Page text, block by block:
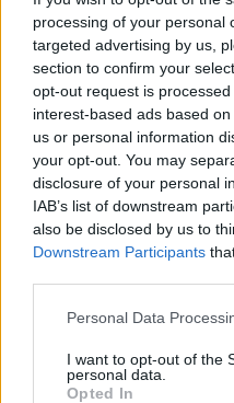
processing of your personal
targeted advertising by us,
section to confirm your
opt-out request is
interest-based ads based
us or personal information
your opt-out. You may
disclosure of your personal
IAB’s list of downstream
also be disclosed by us to
Downstream Participants
Personal Data
I want to opt-out of the
personal data.
Opted In
ΣΤΗΝ ΙΔΙΑ
(9/
Η
έως